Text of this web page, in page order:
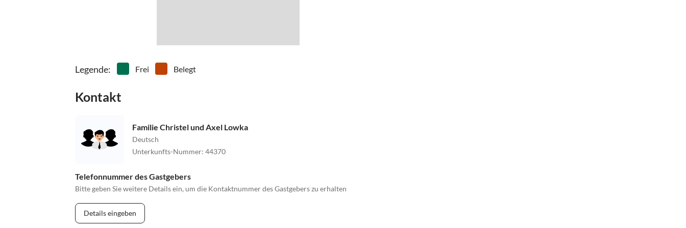
Legende: Frei Belegt
Kontakt
Familie Christel und Axel Lowka
Deutsch
Unterkunfts-Nummer: 44370
Telefonnummer des Gastgebers
Bitte geben Sie weitere Details ein, um die Kontaktnummer des Gastgebers zu erhalten
Details eingeben